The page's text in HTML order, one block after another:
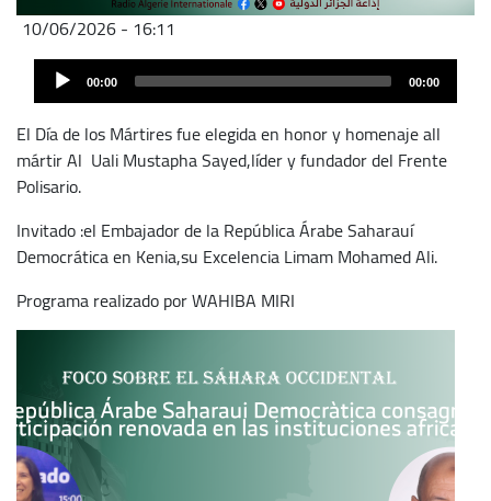
10/06/2026 - 16:11
Archivo
audio
Audio
Player 00:00 00:00
El Día de los Mártires fue elegida en honor y homenaje all
mártir Al Uali Mustapha Sayed,líder y fundador del Frente
Polisario.
Invitado :el Embajador de la República Árabe Saharauí
Democrática en Kenia,su Excelencia Limam Mohamed Ali.
Programa realizado por WAHIBA MIRI